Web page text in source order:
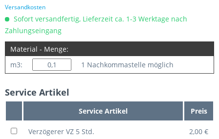
Versandkosten
Sofort versandfertig, Lieferzeit ca. 1-3 Werktage nach
Zahlungseingang
Material - Menge:
m3:
1 Nachkommastelle möglich
Service Artikel
Service Artikel Preis
Verzögerer VZ 5 Std. 2,00 €